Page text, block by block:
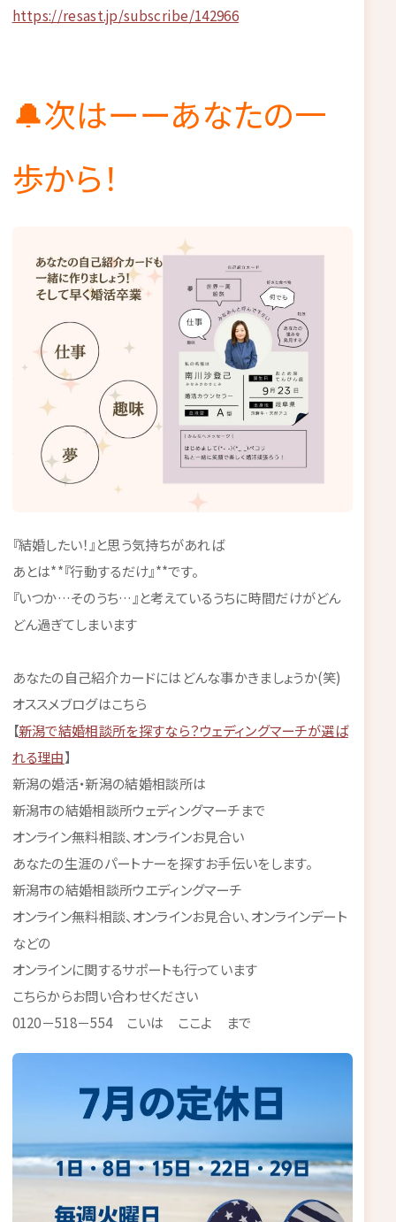
https://resast.jp/subscribe/142966
🔔次はーーあなたの一
歩から！
『結婚したい！』と思う気持ちがあれば
あとは**『行動するだけ』**です。
『いつか…そのうち…』と考えているうちに時間だけがどん
どん過ぎてしまいます
あなたの自己紹介カードにはどんな事かきましょうか(笑)
オススメブログはこちら
【新潟で結婚相談所を探すなら？ウェディングマーチが選ば
れる理由】
新潟の婚活・新潟の結婚相談所は
新潟市の結婚相談所ウェディングマーチまで
オンライン無料相談、オンラインお見合い
あなたの生涯のパートナーを探すお手伝いをします。
新潟市の結婚相談所ウエディングマーチ
オンライン無料相談、オンラインお見合い、オンラインデート
などの
オンラインに関するサポートも行っています
こちらからお問い合わせください
0120－518－554 こいは ここよ まで